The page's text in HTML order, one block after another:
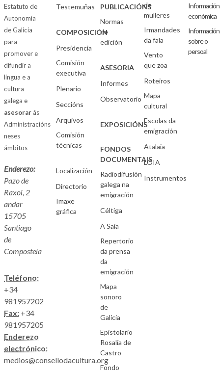
Estatuto de
Autonomía
de Galicia
para
promover e
difundir a
lingua e a
cultura
galega e
asesorarás
Administracións
neses
ámbitos
Enderezo:
Pazo de
Raxoi, 2
andar
15705
Santiago
de
Compostela
Teléfono:
+34
981957202
Fax: +34
981957205
Enderezo
electrónico:
medios@consellodacultura.org
Testemuñas
COMPOSICIÓN
Presidencia
Comisión
executiva
Plenario
Seccións
Arquivos
Comisión
técnicas
Localización
Directorio
Imaxe
gráfica
PUBLICACIÓNS
Normas
de
edición
ASESORIA
Informes
Observatorio
EXPOSICIÓNS
FONDOS
DOCUMENTAIS
Radiodifusión
galega na
emigración
Céltiga
A Saia
Repertorio
da prensa
da
emigración
Mapa
sonoro
de
Galicia
Epistolario
Rosalía de
Castro
Fondo
de
mulleres
Irmandades
da fala
Vento
que zoa
Roteiros
Mapa
cultural
Escolas da
emigración
Atalaia
LOIA
Instrumentos
Información
económica
Información
sobre o
persoal